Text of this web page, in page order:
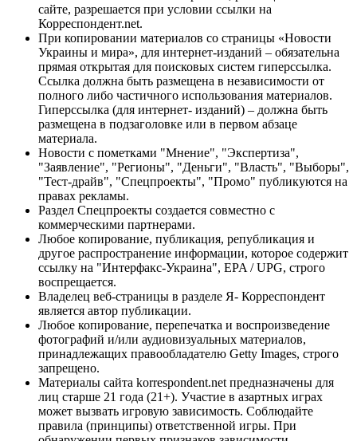
сайте, разрешается при условии ссылки на
Корреспондент.net.
При копировании материалов со страницы «Новости
Украины и мира», для интернет-изданий – обязательна
прямая открытая для поисковых систем гиперссылка.
Ссылка должна быть размещена в независимости от
полного либо частичного использования материалов.
Гиперссылка (для интернет- изданий) – должна быть
размещена в подзаголовке или в первом абзаце
материала.
Новости с пометками "Мнение", "Экспертиза",
"Заявление", "Регионы", "Деньги", "Власть", "Выборы",
"Тест-драйв", "Спецпроекты", "Промо" публикуются на
правах рекламы.
Раздел Спецпроекты создается совместно с
коммерческими партнерами.
Любое копирование, публикация, републикация и
другое распространение информации, которое содержит
ссылку на "Интерфакс-Украина", EPA / UPG, строго
воспрещается.
Владелец веб-страницы в разделе Я- Корреспондент
является автор публикации.
Любое копирование, перепечатка и воспроизведение
фотографий и/или аудиовизуальных материалов,
принадлежащих правообладателю Getty Images, строго
запрещено.
Материалы сайта korrespondent.net предназначены для
лиц старше 21 года (21+). Участие в азартных играх
может вызвать игровую зависимость. Соблюдайте
правила (принципы) ответственной игры. При